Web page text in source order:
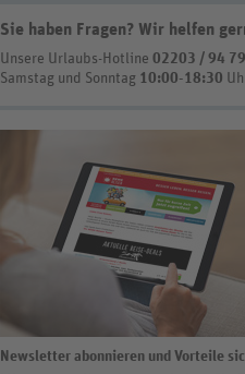
Sie haben Fragen? Wir helfen
Unsere Urlaubs-Hotline 02203 / 94
Samstag und Sonntag 10:00-18:30
Newsletter abonnieren und Vorteile